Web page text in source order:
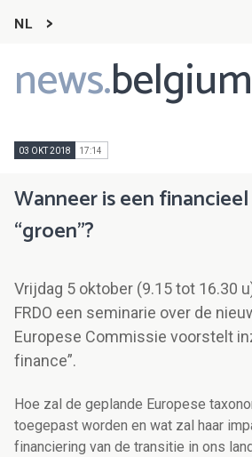
NL
news.belgium
Main
navigation
03 OKT 2018 17:14
Wanneer is een
“groen”?
Vrijdag 5 oktober (9.15 tot 16.30
FRDO een seminarie over de
Europese Commissie voorstelt
finance”.
Hoe zal de geplande Europese
toegepast worden en wat zal haar
financiering van de transitie in ons